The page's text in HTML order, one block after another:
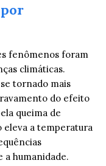
fenômenos foram
climáticas.
tornado mais
do efeito
queima de
eleva a temperatura
a humanidade.